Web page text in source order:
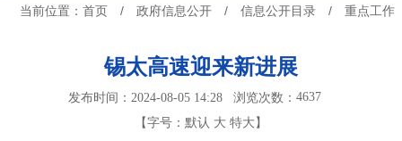
当前位置： 首页 / 政府信息公开 / 信息公开目录 / 重点工作
锡太高速迎来新进展
发布时间：2024-08-05 14:28浏览次数：4637
【字号： 默认 大 特大 】